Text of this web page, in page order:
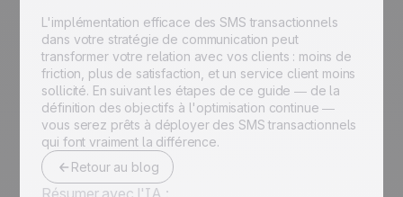
Retour au blog
Résumer avec l'IA :
L'implémentation efficace des SMS transactionnels
dans votre stratégie de communication peut
transformer votre relation avec vos clients : moins de
friction, plus de satisfaction, et un service client moins
sollicité. En suivant les étapes de ce guide — de la
définition des objectifs à l'optimisation continue —
vous serez prêts à déployer des SMS transactionnels
qui font vraiment la différence.